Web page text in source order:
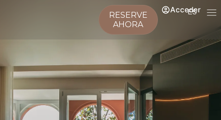
ES
Acceder
RESERVE
AHORA